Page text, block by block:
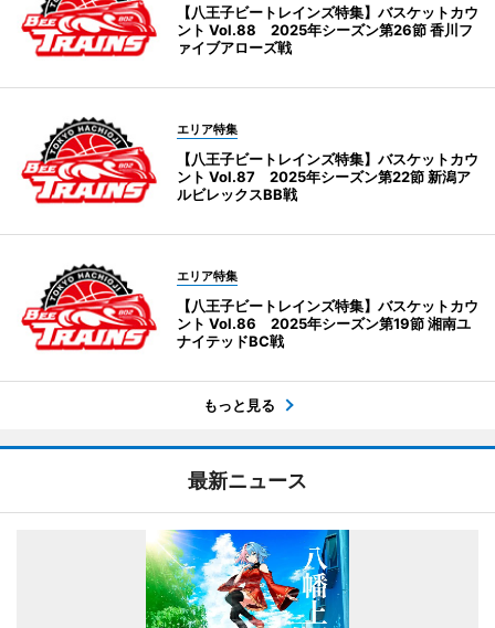
【八王子ビートレインズ特集】バスケットカウ
ント Vol.88 2025年シーズン第26節 香川フ
ァイブアローズ戦
エリア特集
【八王子ビートレインズ特集】バスケットカウ
ント Vol.87 2025年シーズン第22節 新潟ア
ルビレックスBB戦
エリア特集
【八王子ビートレインズ特集】バスケットカウ
ント Vol.86 2025年シーズン第19節 湘南ユ
ナイテッドBC戦
もっと見る
最新ニュース